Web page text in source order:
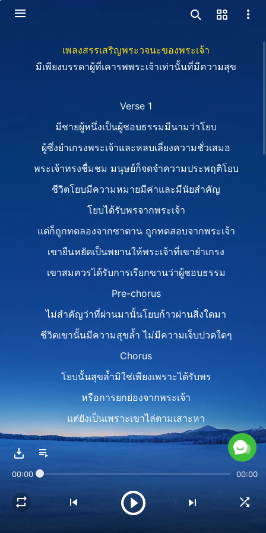
เพลงสรรเสริญพระวจนะของพระเจ้า
มีเพียงบรรดาผู้ที่เคารพพระเจ้าเท่านั้นที่มีความสุข
Verse 1
มีชายผู้หนึ่งเป็นผู้ชอบธรรมมีนามว่าโยบ
ผู้ซึ่งยำเกรงพระเจ้าและหลบเลี่ยงความชั่วเสมอ
พระเจ้าทรงชื่มชม มนุษย์ก็จดจำความประพฤติโยบ
ชีวิตโยบมีความหมายมีค่าและมีนัยสำคัญ
โยบได้รับพรจากพระเจ้า
แต่ก็ถูกทดลองจากซาตาน ถูกทดสอบจากพระเจ้า
เขายืนหยัดเป็นพยานให้พระเจ้าที่เขายำเกรง
เขาสมควรได้รับการเรียกขานว่าผู้ชอบธรรม
Pre-chorus
ไม่สำคัญว่าที่ผ่านมานั้นโยบก้าวผ่านสิ่งใดมา
ชีวิตเขานั้นมีความสุขล้ำ ไม่มีความเจ็บปวดใดๆ
Chorus
โยบนั้นสุขล้ำมิใช่เพียงเพราะได้รับพร
หรือการยกย่องจากพระเจ้า
แต่ยังเป็นเพราะเขาไล่ตามเสาะหา
เพราะเขาไล่ตามเสาะหาความเคารพพระเจ้า
ในช่วงเวลาหลายทศวรรษหลังจากโยบถูกทดสอบ
00:00 00:00